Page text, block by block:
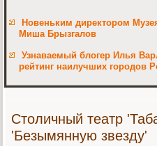
Новеньким директором
Миша Брызгалов
Узнаваемый блогер Илья
рейтинг наилучших городов
Столичный театр
'Безымянную звезду'